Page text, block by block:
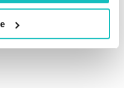
online, sprawdzam jakie
i zadaję jedno pytanie
kursu. Zdarza się,